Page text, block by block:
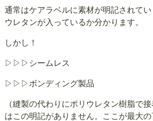
通常はケアラベルに素材が明記されてい
ウレタンが入っているか分かります。
しかし！
▷▷▷シームレス
▷▷▷ボンディング製品
（縫製の代わりにポリウレタン樹脂で接
はこの明記がありません。ここが最大の